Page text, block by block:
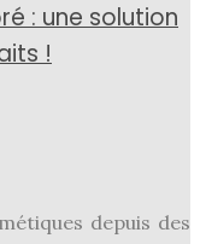
: une solution
!
depuis des